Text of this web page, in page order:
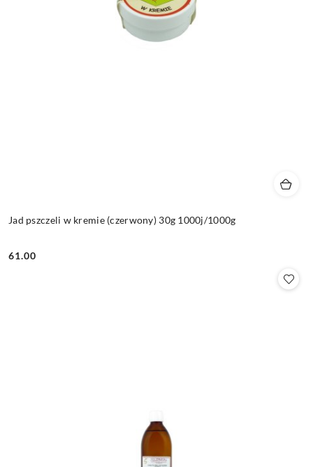
Jad pszczeli w kremie (czerwony) 30g 1000j/1000g
Cena:
61.00